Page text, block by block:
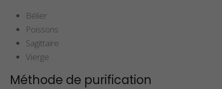
Bélier
Poissons
Sagittaire
Vierge
Méthode de purification